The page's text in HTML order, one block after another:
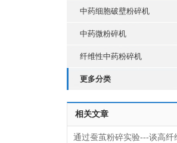
中药细胞破壁粉碎机
中药微粉碎机
纤维性中药粉碎机
更多分类
相关文章
通过蚕茧粉碎实验---谈高纤